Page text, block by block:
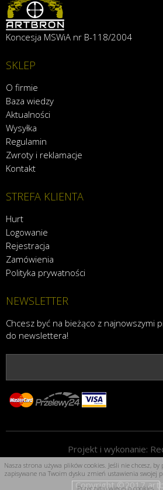
Koncesja MSWiA nr B-118/2004
SKLEP
O firmie
Baza wiedzy
Aktualności
Wysyłka
Regulamin
Zwroty i reklamacje
Kontakt
STREFA KLIENTA
Hurt
Logowanie
Rejestracja
Zamówienia
Polityka prywatności
NEWSLETTER
Chcesz być na bieżąco z najnowszymi
do newslettera!
Projekt i wykonanie:
Copyright ©2017
Nasza strona używa plików cookies. Jeśli nie chcesz, by
zapisywane na Twoim dysku zmień ustawienia swojej
Przeczytaj więcej o cookies